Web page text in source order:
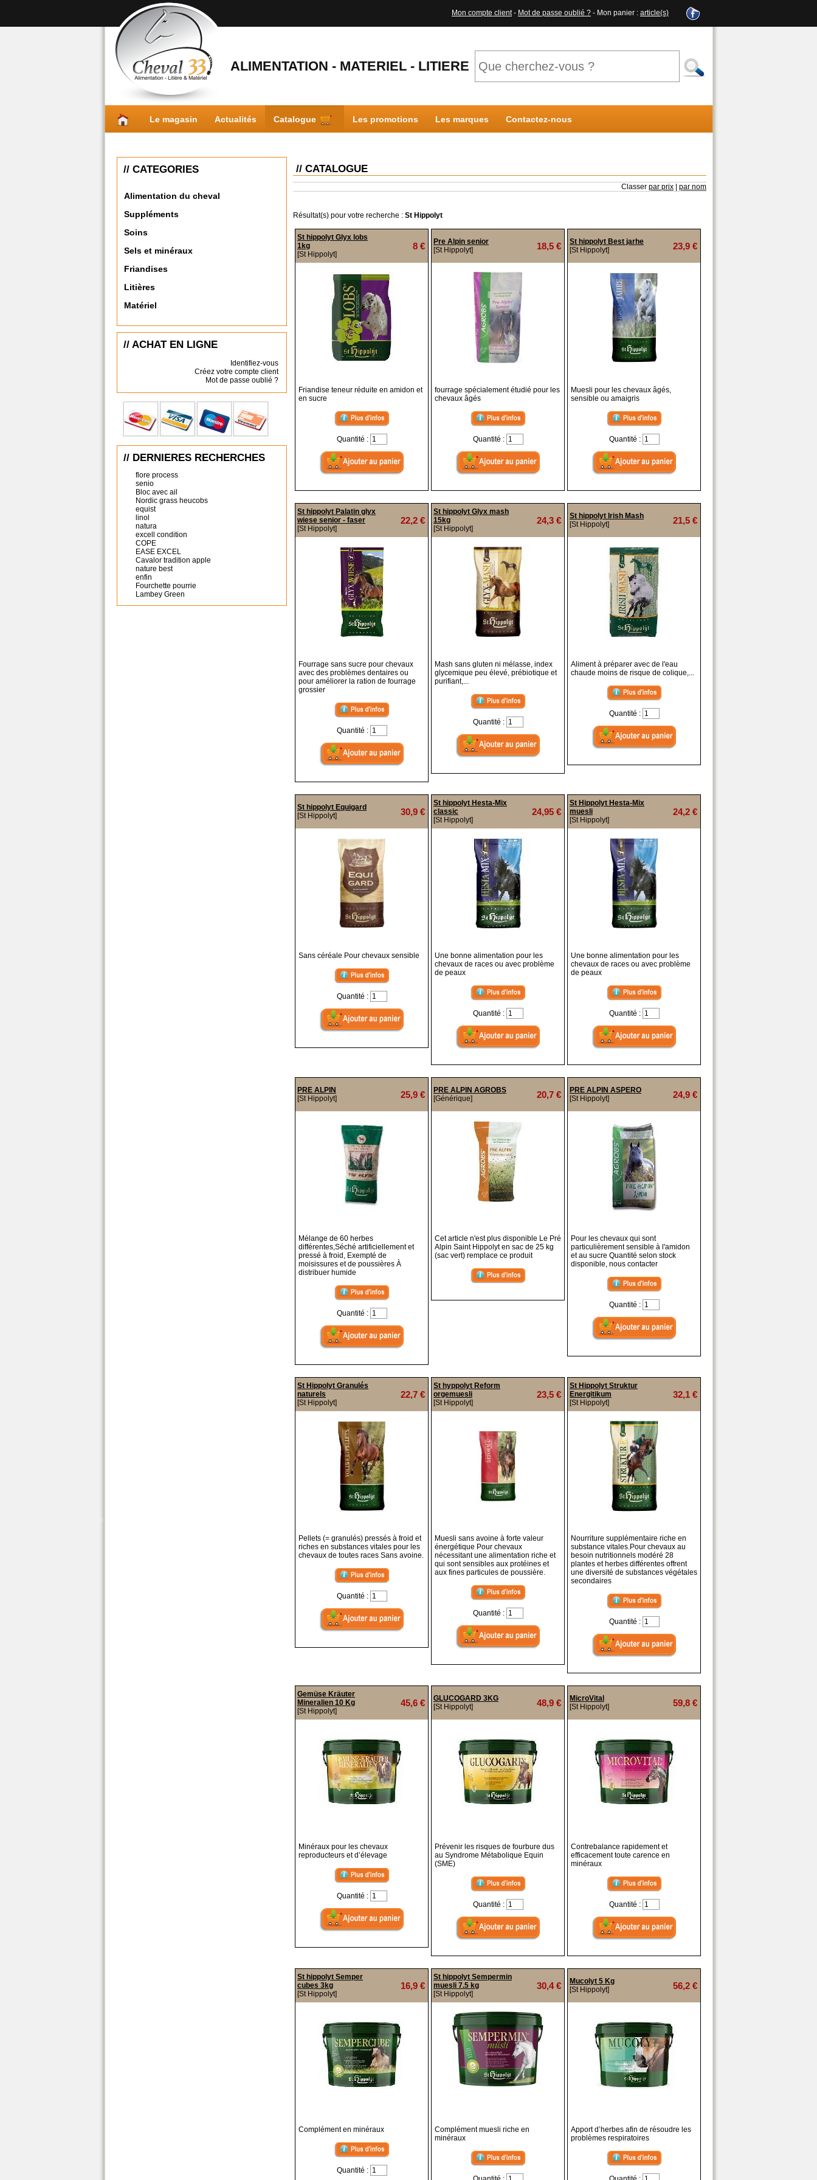
Mon compte client- Mot de passe oublié ? - Mon panier : article(s)
ALIMENTATION - MATERIEL - LITIERE
Le magasin Actualités Catalogue Les promotions Les marques Contactez-nous
// CATEGORIES
Alimentation du cheval
Suppléments
Soins
Sels et minéraux
Friandises
Litières
Matériel
// ACHAT EN LIGNE
Identifiez-vous
Créez votre compte client
Mot de passe oublié ?
// DERNIERES RECHERCHES
flore process
senio
Bloc avec ail
Nordic grass heucobs
equist
linol
natura
excell condition
COPE
EASE EXCEL
Cavalor tradition apple
nature best
enfin
Fourchette pourrie
Lambey Green
// CATALOGUE
Classer par prix par nom
Résultat(s) pour votre recherche : St Hippolyt
St hippolyt Glyx lobs
1kg
[St Hippolyt]
8 €
Friandise teneur réduite en amidon et
en sucre
Quantité :
Pre Alpin senior
[St Hippolyt]
18,5 €
fourrage spécialement étudié pour les
chevaux âgés
Quantité :
St hippolyt Best jarhe
[St Hippolyt]
23,9 €
Muesli pour les chevaux âgés,
sensible ou amaigris
Quantité :
St hippolyt Palatin glyx
wiese senior - faser
[St Hippolyt]
22,2 €
Fourrage sans sucre pour chevaux
avec des problèmes dentaires ou
pour améliorer la ration de fourrage
grossier
Quantité :
St hippolyt Glyx mash
15kg
[St Hippolyt]
24,3 €
Mash sans gluten ni mélasse, index
glycemique peu élevé, prébiotique et
purifiant,...
Quantité :
St hippolyt Irish Mash
[St Hippolyt]
21,5 €
Aliment à préparer avec de l'eau
chaude moins de risque de colique,...
Quantité :
St hippolyt Equigard
[St Hippolyt]
30,9 €
Sans céréale Pour chevaux sensible
Quantité :
St hippolyt Hesta-Mix
classic
[St Hippolyt]
24,95 €
Une bonne alimentation pour les
chevaux de races ou avec problème
de peaux
Quantité :
St Hippolyt Hesta-Mix
muesli
[St Hippolyt]
24,2 €
Une bonne alimentation pour les
chevaux de races ou avec problème
de peaux
Quantité :
PRE ALPIN
[St Hippolyt]
25,9 €
Mélange de 60 herbes
différentes,Séché artificiellement et
pressé à froid, Exempté de
moisissures et de poussières À
distribuer humide
Quantité :
PRE ALPIN AGROBS
[Générique]
20,7 €
Cet article n'est plus disponible Le Pré
Alpin Saint Hippolyt en sac de 25 kg
(sac vert) remplace ce produit
PRE ALPIN ASPERO
[St Hippolyt]
24,9 €
Pour les chevaux qui sont
particulièrement sensible à l'amidon
et au sucre Quantité selon stock
disponible, nous contacter
Quantité :
St Hippolyt Granulés
naturels
[St Hippolyt]
22,7 €
Pellets (= granulés) pressés à froid et
riches en substances vitales pour les
chevaux de toutes races Sans avoine.
Quantité :
St hyppolyt Reform
orgemuesli
[St Hippolyt]
23,5 €
Muesli sans avoine à forte valeur
énergétique Pour chevaux
nécessitant une alimentation riche et
qui sont sensibles aux protéines et
aux fines particules de poussière.
Quantité :
St Hippolyt Struktur
Energitikum
[St Hippolyt]
32,1 €
Nourriture supplémentaire riche en
substance vitales.Pour chevaux au
besoin nutritionnels modéré 28
plantes et herbes différentes offrent
une diversité de substances végétales
secondaires
Quantité :
Gemüse Kräuter
Mineralien 10 Kg
[St Hippolyt]
45,6 €
Minéraux pour les chevaux
reproducteurs et d’élevage
Quantité :
GLUCOGARD 3KG
[St Hippolyt]
48,9 €
Prévenir les risques de fourbure dus
au Syndrome Métabolique Equin
(SME)
Quantité :
MicroVital
[St Hippolyt]
59,8 €
Contrebalance rapidement et
efficacement toute carence en
minéraux
Quantité :
St hippolyt Semper
cubes 3kg
[St Hippolyt]
16,9 €
Complément en minéraux
Quantité :
St hippolyt Sempermin
muesli 7.5 kg
[St Hippolyt]
30,4 €
Complément muesli riche en
minéraux
Mucolyt 5 Kg
[St Hippolyt]
56,2 €
Apport d’herbes afin de résoudre les
problèmes respiratoires